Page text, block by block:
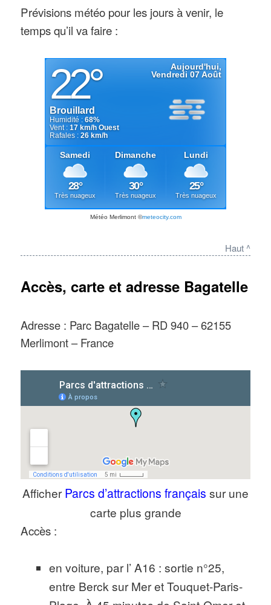
Prévisions météo pour les jours à venir, le
temps qu’il va faire :
Météo Merlimont©meteocity.com
Haut ^
Accès, carte et adresse Bagatelle
Adresse : Parc Bagatelle – RD 940 – 62155
Merlimont – France
AfficherParcs d’attractions français sur une
carte plus grande
Accès :
en voiture, par l’ A16 : sortie n°25,
entre Berck sur Mer et Touquet-Paris-